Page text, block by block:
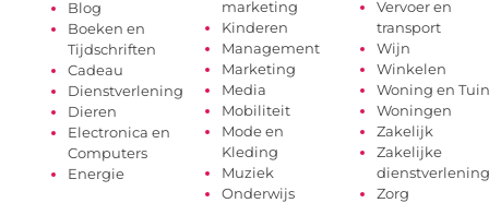
Blog
Boeken en
Tijdschriften
Cadeau
Dienstverlening
Dieren
Electronica en
Computers
Energie
marketing
Kinderen
Management
Marketing
Media
Mobiliteit
Mode en
Kleding
Muziek
Onderwijs
Vervoer en
transport
Wijn
Winkelen
Woning en Tuin
Woningen
Zakelijk
Zakelijke
dienstverlening
Zorg